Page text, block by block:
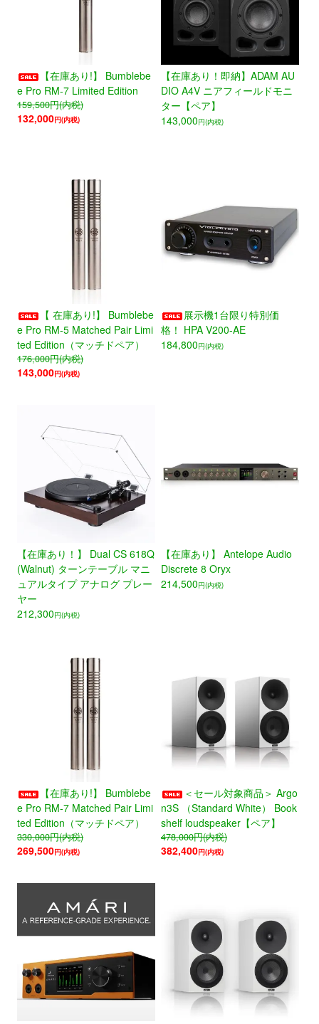
【在庫あり!】 Bumblebe
e Pro RM-7 Limited Edition
159,500円(内税)
132,000円(内税)
【在庫あり！即納】ADAM AU
DIO A4V ニアフィールドモニ
ター【ペア】
143,000円(内税)
【 在庫あり!】 Bumblebe
e Pro RM-5 Matched Pair Limi
ted Edition（マッチドペア）
176,000円(内税)
143,000円(内税)
展示機1台限り特別価
格！ HPA V200-AE
184,800円(内税)
【在庫あり！】 Dual CS 618Q
(Walnut) ターンテーブル マニ
ュアルタイプ アナログ プレー
ヤー
212,300円(内税)
【在庫あり】 Antelope Audio
Discrete 8 Oryx
214,500円(内税)
【在庫あり!】 Bumblebe
e Pro RM-7 Matched Pair Limi
ted Edition（マッチドペア）
330,000円(内税)
269,500円(内税)
＜セール対象商品＞ Argo
n3S （Standard White） Book
shelf loudspeaker【ペア】
478,000円(内税)
382,400円(内税)